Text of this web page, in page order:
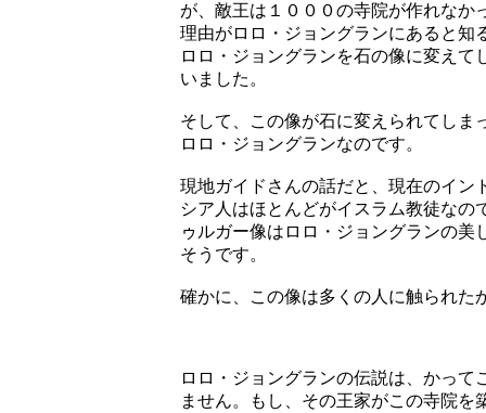
が、敵王は１０００の寺院が作れなか
理由がロロ・ジョングランにあると知
ロロ・ジョングランを石の像に変えて
いました。
そして、この像が石に変えられてしま
ロロ・ジョングランなのです。
現地ガイドさんの話だと、現在のイン
シア人はほとんどがイスラム教徒な
ゥルガー像はロロ・ジョングランの
そうです。
確かに、この像は多くの人に触られた
ロロ・ジョングランの伝説は、かっ
ません。もし、その王家がこの寺院